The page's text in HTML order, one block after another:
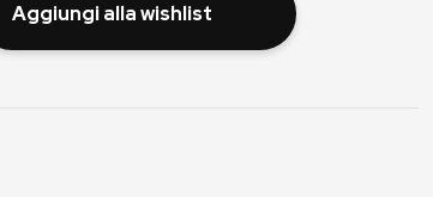
Aggiungi alla wishlist